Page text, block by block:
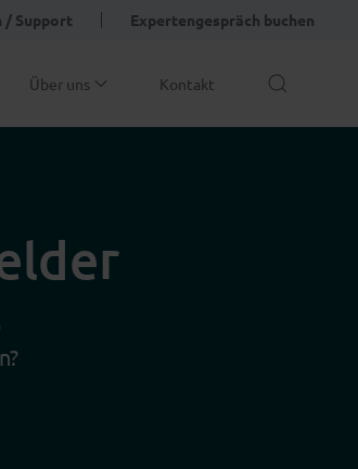
/ Support Expertengespräch buchen
Über uns Kontakt